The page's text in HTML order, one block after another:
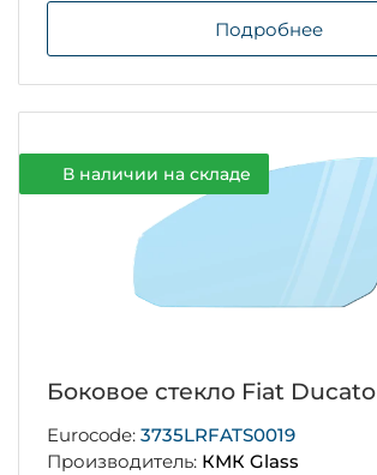
Подробнее
В наличии на складе
Боковое стекло Fiat Ducato
Eurocode: 3735LRFATS0019
Производитель: КМК Glass